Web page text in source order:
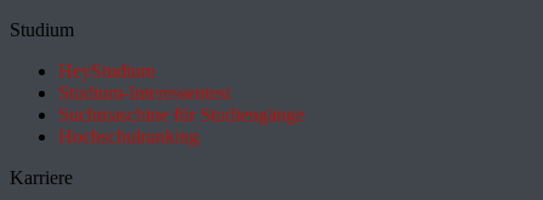
Studium
HeyStudium
Studium-Interessentest
Suchmaschine für Studiengänge
Hochschulranking
Karriere